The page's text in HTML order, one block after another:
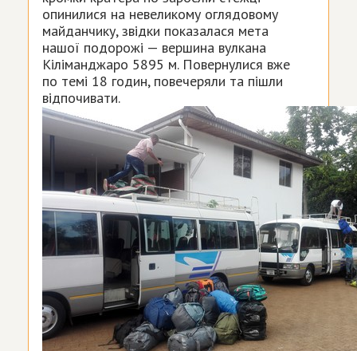
опинилися на невеликому оглядовому
майданчику, звідки показалася мета
нашої подорожі — вершина вулкана
Кіліманджаро 5895 м. Повернулися вже
по темі 18 годин, повечеряли та пішли
відпочивати.